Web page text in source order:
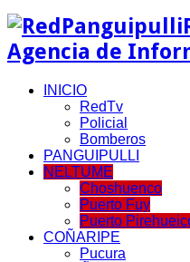
Agencia de
INICIO
RedTv
Policial
Bomberos
PANGUIPULLI
NELTUME
Choshuenco
Puerto Fuy
Puerto
COÑARIPE
Pucura